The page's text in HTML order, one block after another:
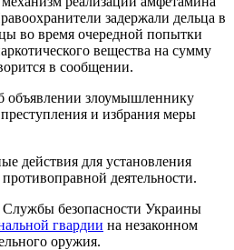
задержали дельца в
во время очередной попытки
вещества на сумму
в сообщении.
объявлении злоумышленнику
и избрания меры
действия для установления
деятельности.
Службы безопасности Украины
гвардии на незаконном
оружия.